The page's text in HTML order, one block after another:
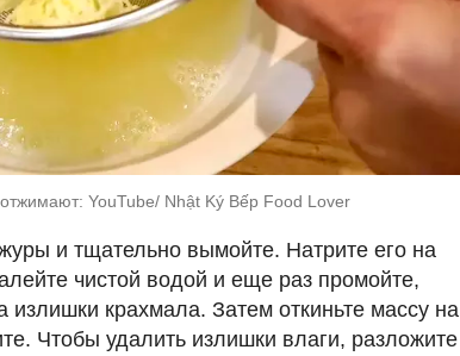
YouTube/ Nhật Ký Bếp Food Lover
и тщательно вымойте. Натрите его на
чистой водой и еще раз промойте,
излишки крахмала. Затем откиньте массу на
Чтобы удалить излишки влаги, разложите